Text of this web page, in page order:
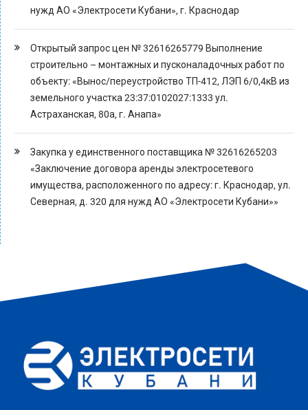
нужд АО «Электросети Кубани», г. Краснодар
Открытый запрос цен № 32616265779 Выполнение
строительно – монтажных и пусконаладочных работ по
объекту: «Вынос/переустройство ТП-412, ЛЭП 6/0,4кВ из
земельного участка 23:37:0102027:1333 ул.
Астраханская, 80а, г. Анапа»
Закупка у единственного поставщика № 32616265203
«Заключение договора аренды электросетевого
имущества, расположенного по адресу: г. Краснодар, ул.
Северная, д. 320 для нужд АО «Электросети Кубани»»